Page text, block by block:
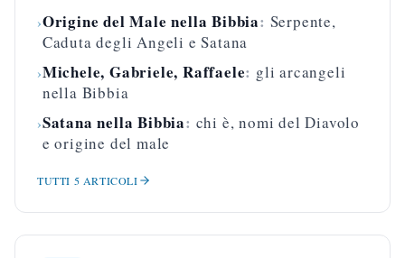
›Origine del Male nella Bibbia: Serpente,
Caduta degli Angeli e Satana
›Michele, Gabriele, Raffaele: gli arcangeli
nella Bibbia
›Satana nella Bibbia: chi è, nomi del Diavolo
e origine del male
TUTTI 5 ARTICOLI